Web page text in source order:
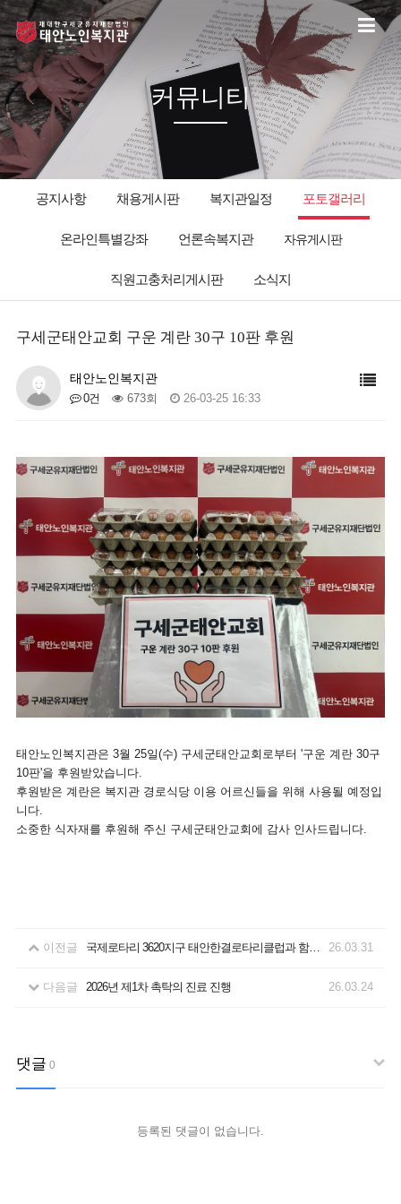
커뮤니티
공지사항 채용게시판 복지관일정 포토갤러리
온라인특별강좌 언론속복지관 자유게시판
직원고충처리게시판 소식지
구세군태안교회 구운 계란 30구 10판 후원
태안노인복지관
0건 673회 26-03-25 16:33
태안노인복지관은 3월 25일(수) 구세군태안교회로부터 '구운 계란 30구
10판'을 후원받았습니다.
후원받은 계란은 복지관 경로식당 이용 어르신들을 위해 사용될 예정입
니다.
소중한 식자재를 후원해 주신 구세군태안교회에 감사 인사드립니다.
이전글 국제로타리 3620지구 태안한결로타리클럽과 함께하는 문화활동Ⅰ 진행 26.03.31
다음글 2026년 제1차 촉탁의 진료 진행 26.03.24
댓글 0
등록된 댓글이 없습니다.